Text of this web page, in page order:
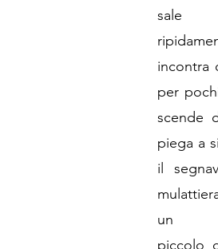
sale
incontra
per
scende
piega a
il
un
piccolo